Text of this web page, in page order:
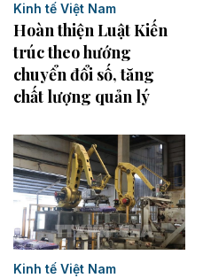
Kinh tế Việt Nam
Hoàn thiện Luật Kiến
trúc theo hướng
chuyển đổi số, tăng
chất lượng quản lý
Kinh tế Việt Nam